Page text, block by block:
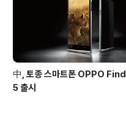
中, 토종 스마트폰 OPPO Find
5 출시